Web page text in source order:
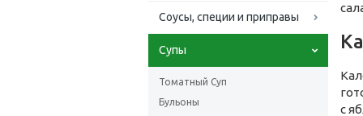
Соусы, специи и приправы
Супы
Томатный Суп
Бульоны
с